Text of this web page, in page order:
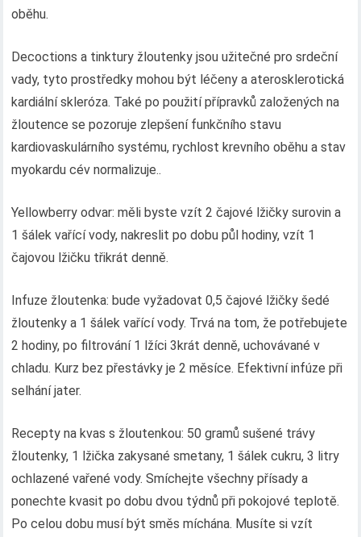
oběhu.
Decoctions a tinktury žloutenky jsou užitečné pro srdeční
vady, tyto prostředky mohou být léčeny a aterosklerotická
kardiální skleróza. Také po použití přípravků založených na
žloutence se pozoruje zlepšení funkčního stavu
kardiovaskulárního systému, rychlost krevního oběhu a stav
myokardu cév normalizuje..
Yellowberry odvar: měli byste vzít 2 čajové lžičky surovin a
1 šálek vařící vody, nakreslit po dobu půl hodiny, vzít 1
čajovou lžičku třikrát denně.
Infuze žloutenka: bude vyžadovat 0,5 čajové lžičky šedé
žloutenky a 1 šálek vařící vody. Trvá na tom, že potřebujete
2 hodiny, po filtrování 1 lžíci 3krát denně, uchovávané v
chladu. Kurz bez přestávky je 2 měsíce. Efektivní infúze při
selhání jater.
Recepty na kvas s žloutenkou: 50 gramů sušené trávy
žloutenky, 1 lžička zakysané smetany, 1 šálek cukru, 3 litry
ochlazené vařené vody. Smíchejte všechny přísady a
ponechte kvasit po dobu dvou týdnů při pokojové teplotě.
Po celou dobu musí být směs míchána. Musíte si vzít